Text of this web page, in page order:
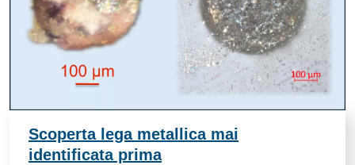
Scoperta lega metallica mai
identificata prima